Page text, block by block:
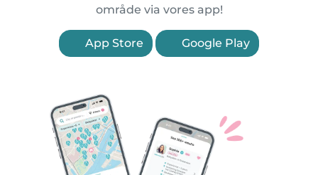
område via vores app!
App Store Google Play